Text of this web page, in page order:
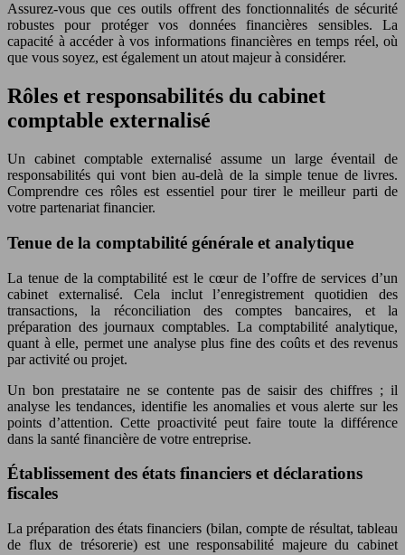
Assurez-vous que ces outils offrent des fonctionnalités de sécurité
robustes pour protéger vos données financières sensibles. La
capacité à accéder à vos informations financières en temps réel, où
que vous soyez, est également un atout majeur à considérer.
Rôles et responsabilités du cabinet
comptable externalisé
Un cabinet comptable externalisé assume un large éventail de
responsabilités qui vont bien au-delà de la simple tenue de livres.
Comprendre ces rôles est essentiel pour tirer le meilleur parti de
votre partenariat financier.
Tenue de la comptabilité générale et analytique
La tenue de la comptabilité est le cœur de l’offre de services d’un
cabinet externalisé. Cela inclut l’enregistrement quotidien des
transactions, la réconciliation des comptes bancaires, et la
préparation des journaux comptables. La comptabilité analytique,
quant à elle, permet une analyse plus fine des coûts et des revenus
par activité ou projet.
Un bon prestataire ne se contente pas de saisir des chiffres ; il
analyse les tendances, identifie les anomalies et vous alerte sur les
points d’attention. Cette proactivité peut faire toute la différence
dans la santé financière de votre entreprise.
Établissement des états financiers et déclarations
fiscales
La préparation des états financiers (bilan, compte de résultat, tableau
de flux de trésorerie) est une responsabilité majeure du cabinet